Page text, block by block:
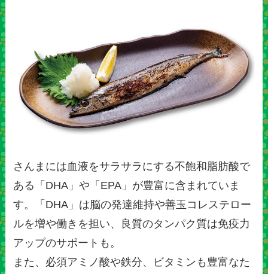
さんまには血液をサラサラにする不飽和脂肪酸で
ある「DHA」や「EPA」が豊富に含まれていま
す。「DHA」は脳の発達維持や善玉コレステロー
ルを増や働きを担い、良質のタンパク質は免疫力
アップのサポートも。
また、必須アミノ酸や鉄分、ビタミンも豊富なた